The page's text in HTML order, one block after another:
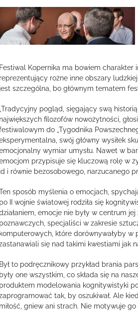
Pokaż
większy
obrazek
Festiwal Kopernika ma bowiem charakter
reprezentujący rożne inne obszary
jest szczególna, bo głównym tematem
„Tradycyjny pogląd, sięgający swą
największych filozofów nowożytności,
do „Tygodnika
swój główny wysiłek
wymiar umysłu. Nawet w
przypisuje się kluczową rolę w
id i równie bezosobowego, narzucanego
sposób myślenia o emocjach,
po II wojnie światowej rodziła się
emocje nie były w centrum
poznawczych, specjaliści w zakresie
komputerowych, które dorównywałyby
się nad takimi kwestiami jak
Był to podręcznikowy przykład brania
były one wszystkim, co składa się na
produktem modelowania kognitywistyki
tak, by oszukiwał. Ale
miłość, gniew ani strach. Nie motywuje